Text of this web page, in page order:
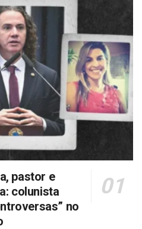
pastor e
colunista
no